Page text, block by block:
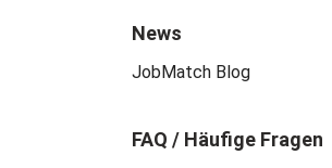
News
JobMatch Blog
FAQ / Häufige Fragen